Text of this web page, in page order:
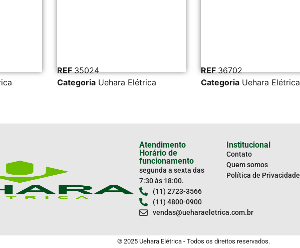
REF35024
Categoria Uehara Elétrica
REF36702
Categoria Uehara Elétrica
Atendimento
Horário de
funcionamento
segunda a sexta das
7:30 às 18:00.
(11) 2723-3566
(11) 4800-0900
vendas@ueharaeletrica.com.br
Institucional
Contato
Quem somos
Política de Privacidade
© 2025 Uehara Elétrica - Todos os direitos reservados.